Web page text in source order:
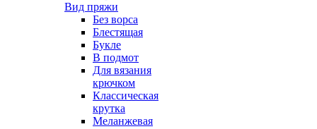
Вид пряжи
Без ворса
Блестящая
Букле
В подмот
Для вязания
крючком
Классическая
крутка
Меланжевая